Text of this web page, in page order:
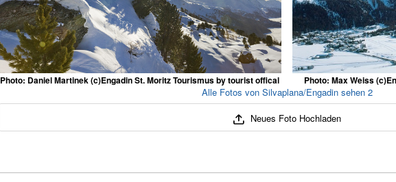
Photo: Daniel Martinek (c)Engadin St. Moritz Tourismus by tourist offical Photo: Max Weiss
Alle Fotos von Silvaplana/Engadin sehen 2
Neues Foto Hochladen